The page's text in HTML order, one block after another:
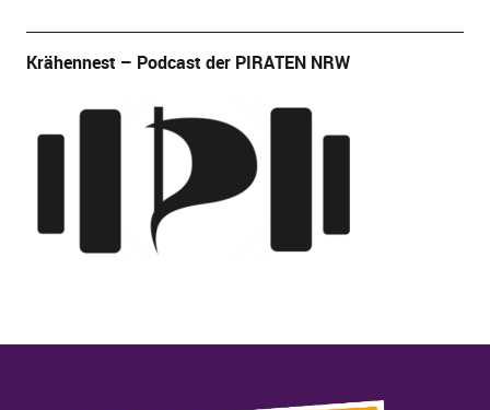
Krähennest – Podcast der PIRATEN NRW